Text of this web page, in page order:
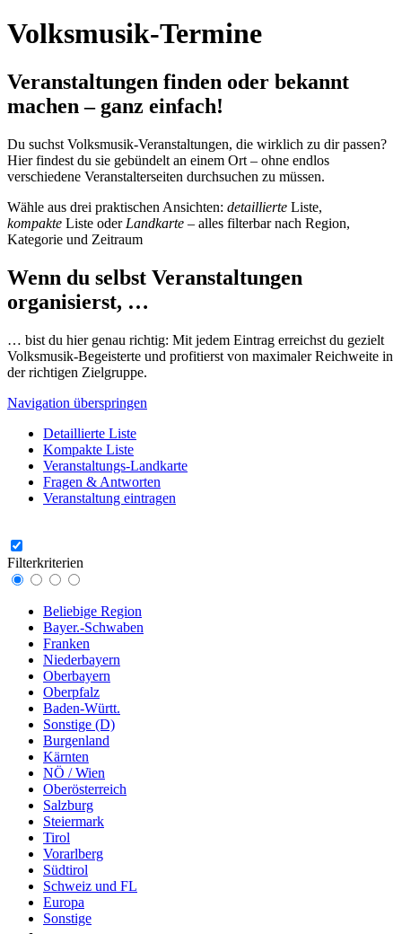
Volksmusik-Termine
Veranstaltungen finden oder bekannt
machen – ganz einfach!
Du suchst Volksmusik-Veranstaltungen, die wirklich zu dir passen?
Hier findest du sie gebündelt an einem Ort – ohne endlos
verschiedene Veranstalterseiten durchsuchen zu müssen.
Wähle aus drei praktischen Ansichten: detaillierte Liste,
kompakte Liste oder Landkarte – alles filterbar nach Region,
Kategorie und Zeitraum
Wenn du selbst Veranstaltungen
organisierst, …
… bist du hier genau richtig: Mit jedem Eintrag erreichst du gezielt
Volksmusik-Begeisterte und profitierst von maximaler Reichweite in
der richtigen Zielgruppe.
Navigation überspringen
Detaillierte Liste
Kompakte Liste
Veranstaltungs-Landkarte
Fragen & Antworten
Veranstaltung eintragen
Filterkriterien
Beliebige Region
Bayer.-Schwaben
Franken
Niederbayern
Oberbayern
Oberpfalz
Baden-Württ.
Sonstige (D)
Burgenland
Kärnten
NÖ / Wien
Oberösterreich
Salzburg
Steiermark
Tirol
Vorarlberg
Südtirol
Schweiz und FL
Europa
Sonstige